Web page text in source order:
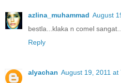
azlina_muhammad August
bestla...klaka n comel
Reply
alyachan August 19, 2011 at